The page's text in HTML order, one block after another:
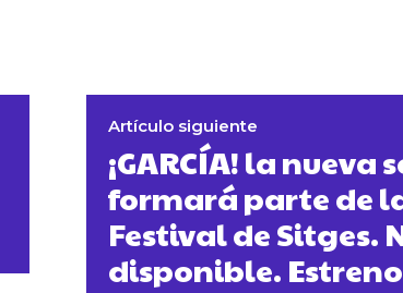
Artículo siguiente
¡GARCÍA! la nueva
formará parte de
Festival de Sitges.
disponible.